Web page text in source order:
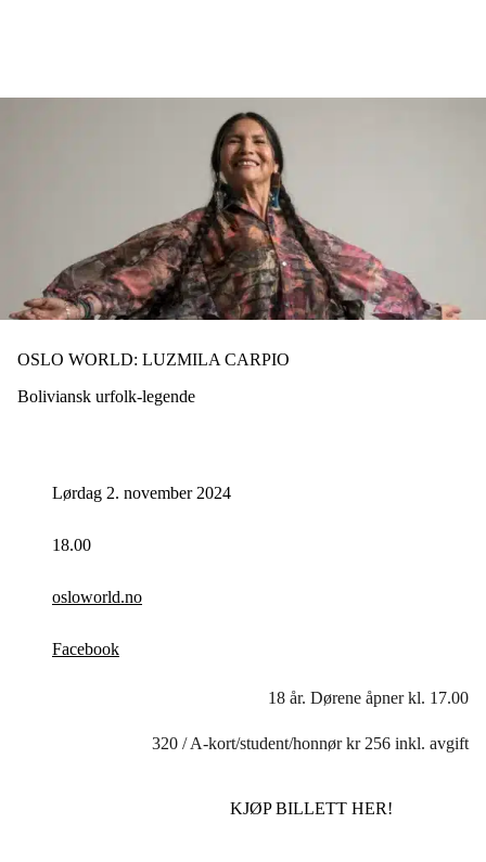
OSLO WORLD: LUZMILA CARPIO
Boliviansk urfolk-legende
Lørdag 2. november 2024
18.00
osloworld.no
Facebook
18 år. Dørene åpner kl. 17.00
320 / A-kort/student/honnør kr 256 inkl. avgift
KJØP BILLETT HER!